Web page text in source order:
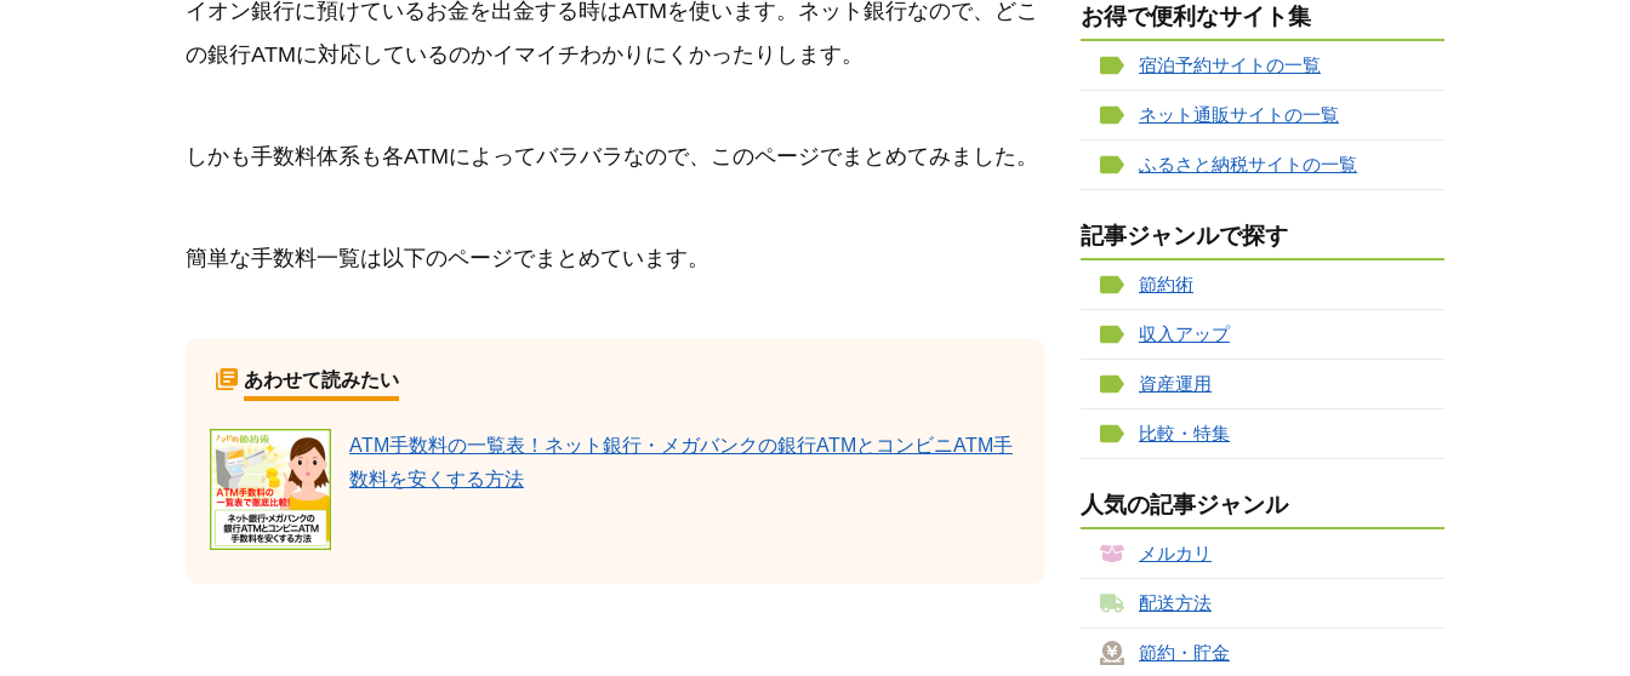
イオン銀行に預けているお金を出金する時はATMを使います。ネット銀行なので、どこ
の銀行ATMに対応しているのかイマイチわかりにくかったりします。
しかも手数料体系も各ATMによってバラバラなので、このページでまとめてみました。
簡単な手数料一覧は以下のページでまとめています。
あわせて読みたい
ATM手数料の一覧表！ネット銀行・メガバンクの銀行ATMとコンビニATM手
数料を安くする方法
お得で便利なサイト集
宿泊予約サイトの一覧
ネット通販サイトの一覧
ふるさと納税サイトの一覧
記事ジャンルで探す
節約術
収入アップ
資産運用
比較・特集
人気の記事ジャンル
メルカリ
配送方法
節約・貯金